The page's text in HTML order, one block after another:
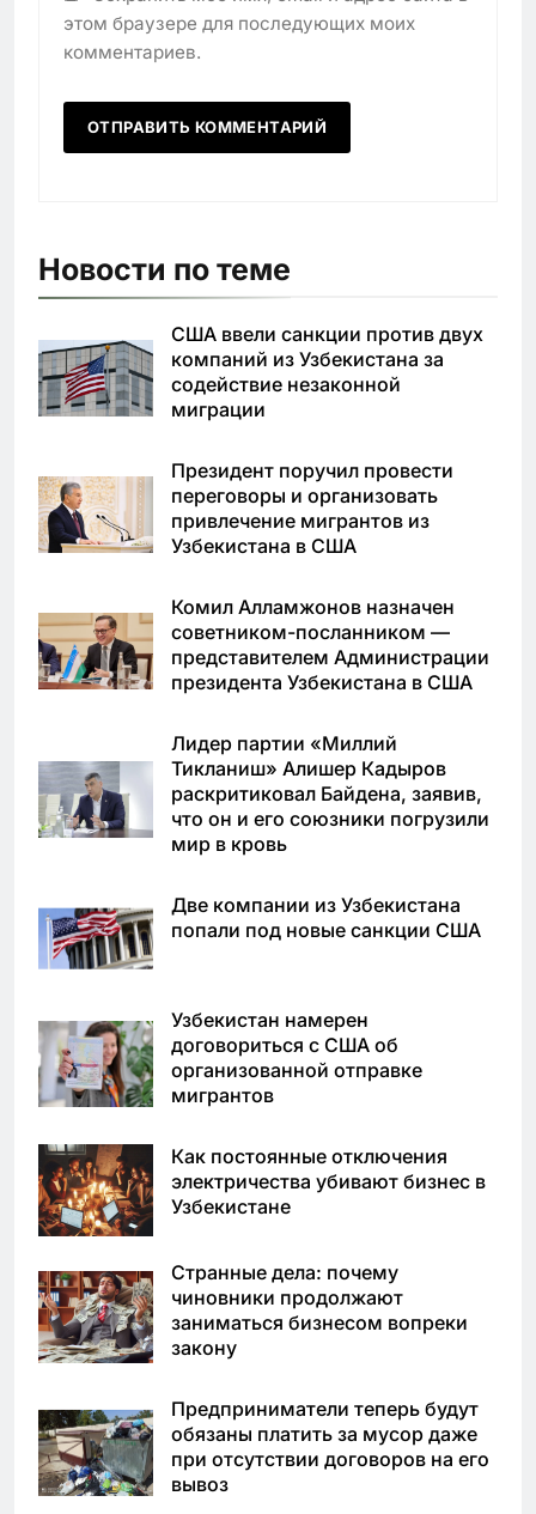
этом браузере для последующих моих
комментариев.
Новости по теме
США ввели санкции против двух
компаний из Узбекистана за
содействие незаконной
миграции
Президент поручил провести
переговоры и организовать
привлечение мигрантов из
Узбекистана в США
Комил Алламжонов назначен
советником-посланником —
представителем Администрации
президента Узбекистана в США
Лидер партии «Миллий
Тикланиш» Алишер Кадыров
раскритиковал Байдена, заявив,
что он и его союзники погрузили
мир в кровь
Две компании из Узбекистана
попали под новые санкции США
Узбекистан намерен
договориться с США об
организованной отправке
мигрантов
Как постоянные отключения
электричества убивают бизнес в
Узбекистане
Странные дела: почему
чиновники продолжают
заниматься бизнесом вопреки
закону
Предприниматели теперь будут
обязаны платить за мусор даже
при отсутствии договоров на его
вывоз